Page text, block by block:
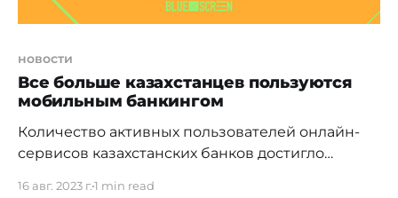
новости
Все больше казахстанцев пользуются
мобильным банкингом
Количество активных пользователей онлайн-
сервисов казахстанских банков достигло
16 авг. 2023 г.1 min read